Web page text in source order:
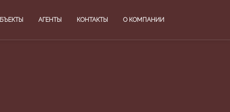
АГЕНТЫ КОНТАКТЫ О КОМПАНИИ